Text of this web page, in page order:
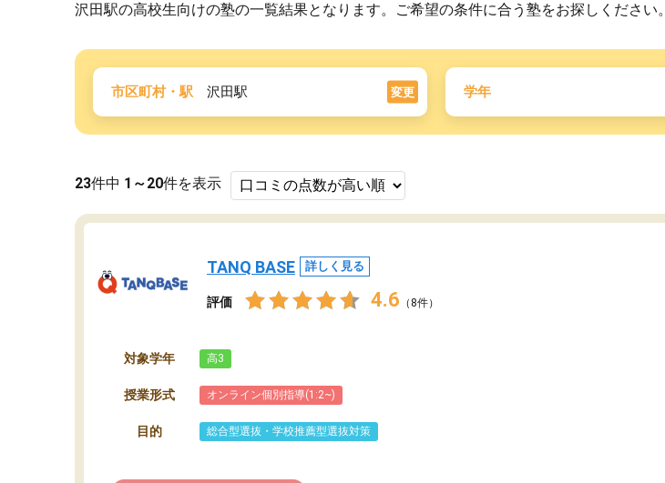
沢田駅の高校生向けの塾の一覧結果となります。ご希望の条件に合う塾をお探しください。
市区町村・駅 沢田駅 変更 学年
23件中 1～20件を表示
TANQ BASE 詳しく見る
評価 4.6 （8件）
対象学年 高3
授業形式 オンライン個別指導(1:2~)
目的 総合型選抜・学校推薦型選抜対策